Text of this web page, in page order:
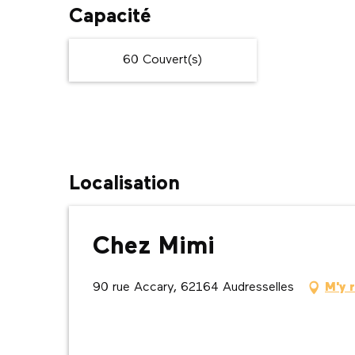
Capacité
60 Couvert(s)
Localisation
Chez Mimi
90 rue Accary, 62164 Audresselles M'y